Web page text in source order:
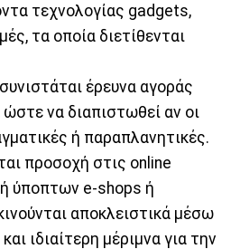
τεχνολογίας gadgets,
τα οποία διετίθενται
έρευνα αγοράς
να διαπιστωθεί αν οι
ή παραπλανητικές.
προσοχή στις online
ύποπτων e-shops ή
αποκλειστικά μέσω
ιδιαίτερη μέριμνα για την